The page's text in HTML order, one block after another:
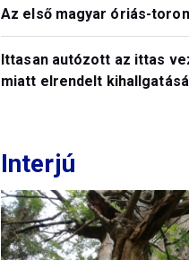
Az első magyar óriás-
Ittasan autózott az ittas
miatt elrendelt
Interjú